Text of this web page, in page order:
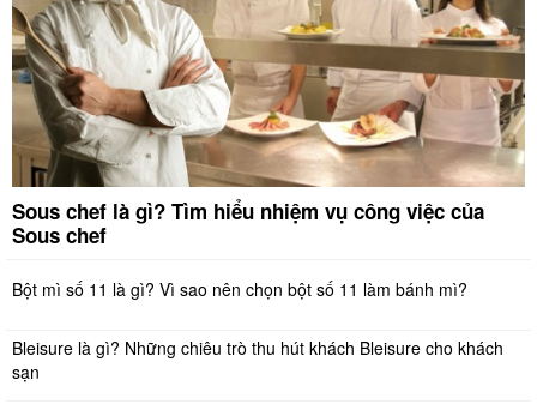
Sous chef là gì? Tìm hiểu nhiệm vụ công việc của
Sous chef
Bột mì số 11 là gì? Vì sao nên chọn bột số 11 làm bánh mì?
Bleisure là gì? Những chiêu trò thu hút khách Bleisure cho khách
sạn